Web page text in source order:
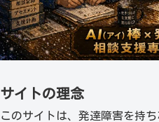
サイトの理念
このサイトは、発達障害を持